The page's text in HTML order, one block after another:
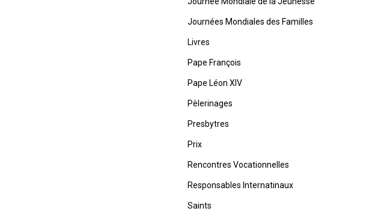
Journées Mondiales des Familles
Livres
Pape François
Pape Léon XIV
Pèlerinages
Presbytres
Prix
Rencontres Vocationnelles
Responsables Internatinaux
Saints